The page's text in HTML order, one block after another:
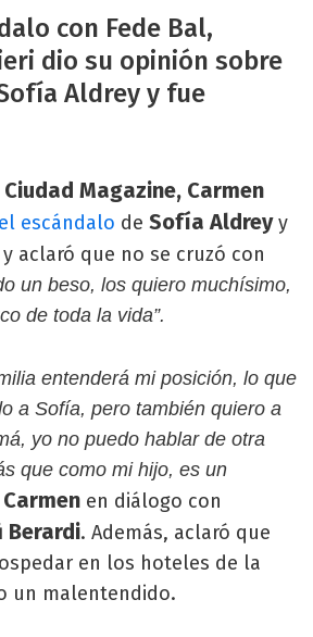
con Fede Bal,
dio su opinión sobre
Aldrey y fue
Ciudad Magazine, Carmen
escándalo de Sofía Aldreyy
y aclaró que no se cruzó con
un beso, los quiero muchísimo,
de toda la vida”.
entenderá mi posición, lo que
a Sofía, pero también quiero a
yo no puedo hablar de otra
que como mi hijo, es un
Carmen en diálogo con
Berardi. Además, aclaró que
en los hoteles de la
un malentendido.